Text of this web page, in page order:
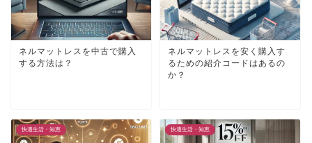
ネルマットレスを中古で購入
する方法は？
ネルマットレスを安く購入す
るための紹介コードはあるの
か？
快適生活・知恵 快適生活・知恵